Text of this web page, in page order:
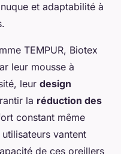
et adaptabilité à
TEMPUR, Biotex
leur mousse à
leur design
la réduction des
constant même
vantent
de ces oreillers